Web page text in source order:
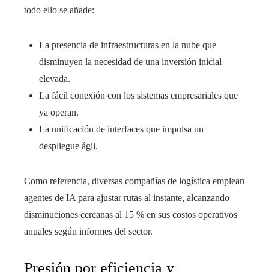
todo ello se añade:
La presencia de infraestructuras en la nube que
disminuyen la necesidad de una inversión inicial
elevada.
La fácil conexión con los sistemas empresariales que
ya operan.
La unificación de interfaces que impulsa un
despliegue ágil.
Como referencia, diversas compañías de logística emplean
agentes de IA para ajustar rutas al instante, alcanzando
disminuciones cercanas al 15 % en sus costos operativos
anuales según informes del sector.
Presión por eficiencia y